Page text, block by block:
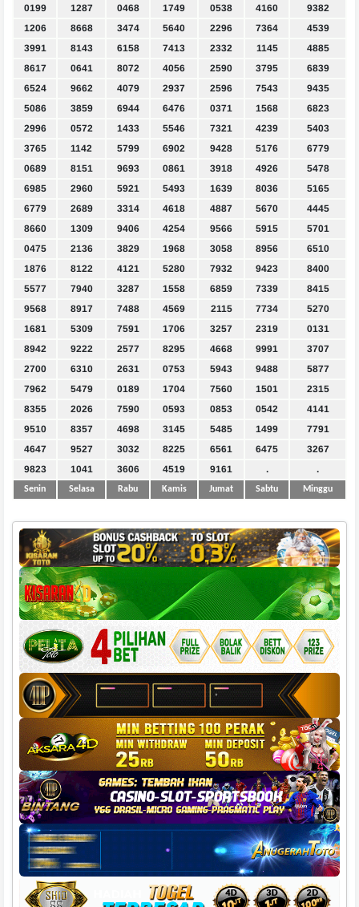
0199
1287 0468 1749 0538 4160
9382
1206
8668 3474 5640 2296 7364
4539
3991
8143 6158 7413 2332 1145
4885
8617
0641 8072 4056 2590 3795
6839
6524
9662 4079 2937 2596 7543
9435
5086
3859 6944 6476 0371 1568
6823
2996
0572 1433 5546 7321 4239
5403
3765
1142 5799 6902 9428 5176
6779
0689
8151 9693 0861 3918 4926
5478
6985
2960 5921 5493 1639 8036
5165
6779
2689 3314 4618 4887 5670
4445
8660
1309 9406 4254 9566 5915
5701
0475
2136 3829 1968 3058 8956
6510
1876
8122 4121 5280 7932 9423
8400
5577
7940 3287 1558 6859 7339
8415
9568
8917 7488 4569 2115 7734
5270
1681
5309 7591 1706 3257 2319
0131
8942
9222 2577 8295 4668 9991
3707
2700
6310 2631 0753 5943 9488
5877
7962
5479 0189 1704 7560 1501
2315
8355
2026 7590 0593 0853 0542
4141
9510
8357 4698 3145 5485 1499
7791
4647
9527 3032 8225 6561 6475
3267
9823
1041 3606 4519 9161 . .
Senin Selasa Rabu Kamis Jumat Sabtu Minggu